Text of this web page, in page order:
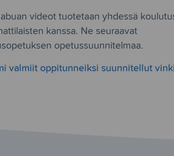
videot tuotetaan yhdessä
kanssa. Ne seuraavat
opetussuunnitelmaa.
valmiit oppitunneiksi suunnitellut